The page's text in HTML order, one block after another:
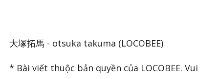
大塚拓馬 - otsuka takuma (LOCOBEE)
* Bài viết thuộc bản quyền của LOCOBEE. Vui